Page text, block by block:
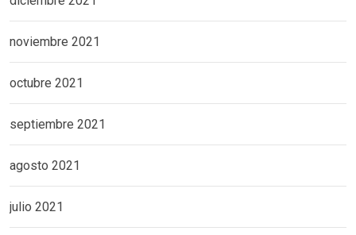
noviembre 2021
octubre 2021
septiembre 2021
agosto 2021
julio 2021